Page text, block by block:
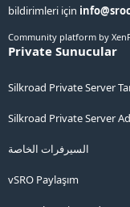
bildirimleri için
Community platform by
Private Sunucular
Silkroad Private Server
Silkroad Private Server
السيرفرات الخاصة
vSRO Paylaşım